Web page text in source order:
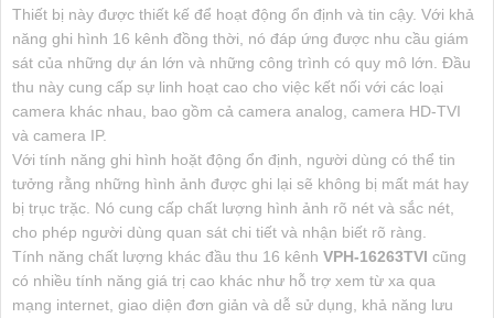
Thiết bị này được thiết kế để hoạt động ổn định và tin cậy. Với khả
năng ghi hình 16 kênh đồng thời, nó đáp ứng được nhu cầu giám
sát của những dự án lớn và những công trình có quy mô lớn. Đầu
thu này cung cấp sự linh hoạt cao cho việc kết nối với các loại
camera khác nhau, bao gồm cả camera analog, camera HD-TVI
và camera IP.
Với tính năng ghi hình hoặt động ổn định, người dùng có thể tin
tưởng rằng những hình ảnh được ghi lại sẽ không bị mất mát hay
bị trục trặc. Nó cung cấp chất lượng hình ảnh rõ nét và sắc nét,
cho phép người dùng quan sát chi tiết và nhận biết rõ ràng.
Tính năng chất lượng khác đầu thu 16 kênh VPH-16263TVI cũng
có nhiều tính năng giá trị cao khác như hỗ trợ xem từ xa qua
mạng internet, giao diện đơn giản và dễ sử dụng, khả năng lưu